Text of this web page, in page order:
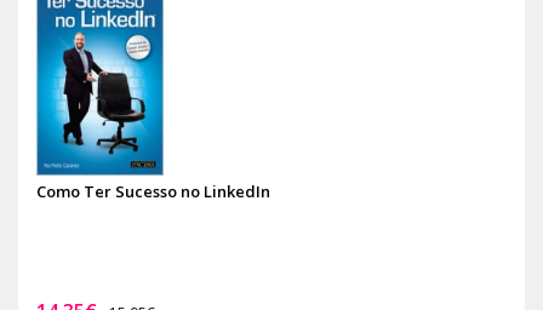
Como Ter Sucesso no LinkedIn